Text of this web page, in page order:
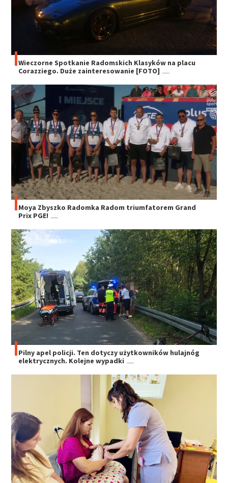
Wieczorne Spotkanie Radomskich Klasyków na placu
Corazziego. Duże zainteresowanie [FOTO]
Moya Zbyszko Radomka Radom triumfatorem Grand
Prix PGE!
Pilny apel policji. Ten dotyczy użytkowników hulajnóg
elektrycznych. Kolejne wypadki